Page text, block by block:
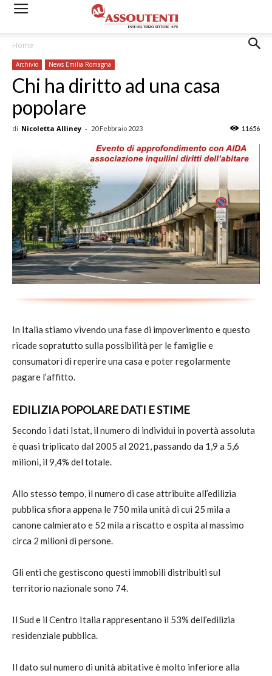
Home
Archivio News Emilia Romagna
Chi ha diritto ad una casa
popolare
di Nicoletta Alliney - 20 Febbraio 2023 11656
In Italia stiamo vivendo una fase di impoverimento e questo
ricade sopratutto sulla possibilità per le famiglie e
consumatori di reperire una casa e poter regolarmente
pagare l’affitto.
EDILIZIA POPOLARE DATI E STIME
Secondo i dati Istat, il numero di individui in povertà assoluta
è quasi triplicato dal 2005 al 2021, passando da 1,9 a 5,6
milioni, il 9,4% del totale.
Allo stesso tempo, il numero di case attribuite all’edilizia
pubblica sfiora appena le 750 mila unità di cui 25 mila a
canone calmierato e 52 mila a riscatto e ospita al massimo
circa 2 milioni di persone.
Gli enti che gestiscono questi immobili distribuiti sul
territorio nazionale sono 74.
Il Sud e il Centro Italia rappresentano il 53% dell’edilizia
residenziale pubblica.
Il dato sul numero di unità abitative è molto inferiore alla